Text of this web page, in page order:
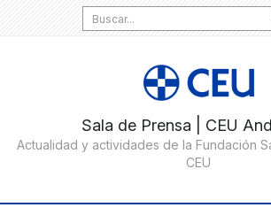
Search
for: